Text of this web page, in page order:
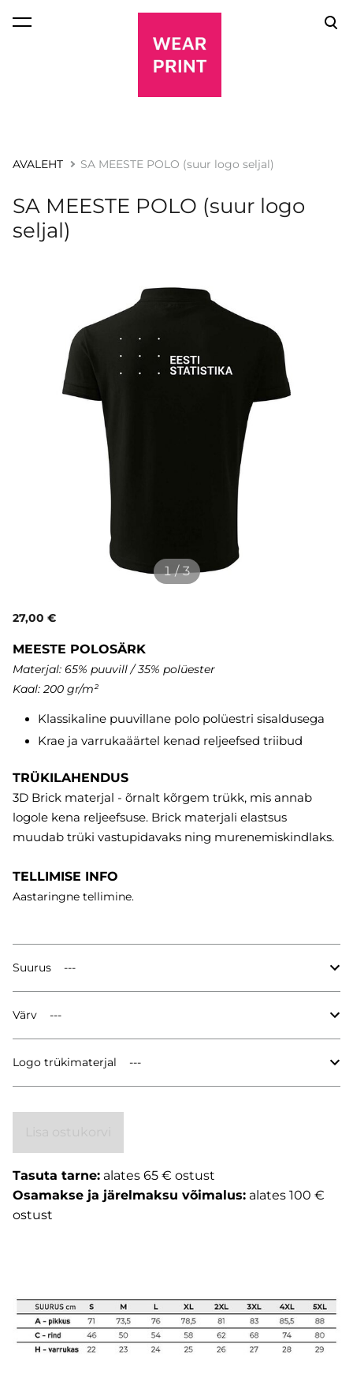
lisati ostukorvi.
AVALEHT SA MEESTE POLO (suur logo seljal)
SA MEESTE POLO (suur logo
seljal)
1 / 3
27,00 €
MEESTE POLOSÄRK
Materjal: 65% puuvill / 35% polüester
Kaal: 200 gr/m²
Klassikaline puuvillane polo polüestri sisaldusega
Krae ja varrukaäärtel kenad reljeefsed triibud
TRÜKILAHENDUS
3D Brick materjal - õrnalt kõrgem trükk, mis annab
logole kena reljeefsuse. Brick materjali elastsus
muudab trüki vastupidavaks ning murenemiskindlaks.
TELLIMISE INFO
Aastaringne tellimine.
Suurus
Värv
Logo trükimaterjal
Tasuta tarne: alates 65 € ostust
Osamakse ja järelmaksu võimalus: alates 100 €
ostust